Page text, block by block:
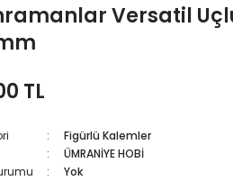
Versatil
TL
Figürlü Kalemler
ÜMRANİYE HOBİ
Yok